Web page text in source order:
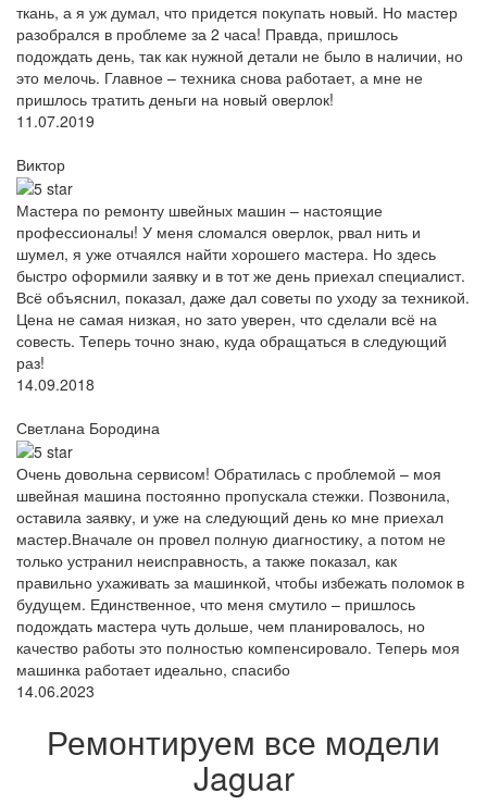
ткань, а я уж думал, что придется покупать новый. Но мастер
разобрался в проблеме за 2 часа! Правда, пришлось
подождать день, так как нужной детали не было в наличии, но
это мелочь. Главное – техника снова работает, а мне не
пришлось тратить деньги на новый оверлок!
11.07.2019
Виктор
Мастера по ремонту швейных машин – настоящие
профессионалы! У меня сломался оверлок, рвал нить и
шумел, я уже отчаялся найти хорошего мастера. Но здесь
быстро оформили заявку и в тот же день приехал специалист.
Всё объяснил, показал, даже дал советы по уходу за техникой.
Цена не самая низкая, но зато уверен, что сделали всё на
совесть. Теперь точно знаю, куда обращаться в следующий
раз!
14.09.2018
Светлана Бородина
Очень довольна сервисом! Обратилась с проблемой – моя
швейная машина постоянно пропускала стежки. Позвонила,
оставила заявку, и уже на следующий день ко мне приехал
мастер.Вначале он провел полную диагностику, а потом не
только устранил неисправность, а также показал, как
правильно ухаживать за машинкой, чтобы избежать поломок в
будущем. Единственное, что меня смутило – пришлось
подождать мастера чуть дольше, чем планировалось, но
качество работы это полностью компенсировало. Теперь моя
машинка работает идеально, спасибо
14.06.2023
Ремонтируем все модели
Jaguar